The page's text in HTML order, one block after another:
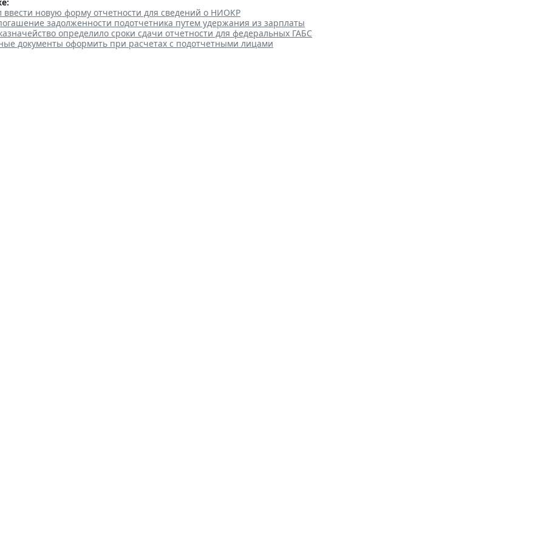
ввести новую форму отчетности для сведений о НИОКР
задолженности подотчетника путем удержания из зарплаты
определило сроки сдачи отчетности для федеральных ГАБС
документы оформить при расчетах с подотчетными лицами